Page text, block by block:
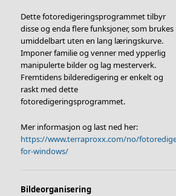
Dette fotoredigeringsprogrammet tilbyr
disse og enda flere funksjoner, som brukes
umiddelbart uten en lang læringskurve.
Imponer familie og venner med ypperlig
manipulerte bilder og lag mesterverk.
Fremtidens bilderedigering er enkelt og
raskt med dette
fotoredigeringsprogrammet.
Mer informasjon og last ned her:
https://www.terraproxx.com/no/
for-windows/
Bildeorganisering